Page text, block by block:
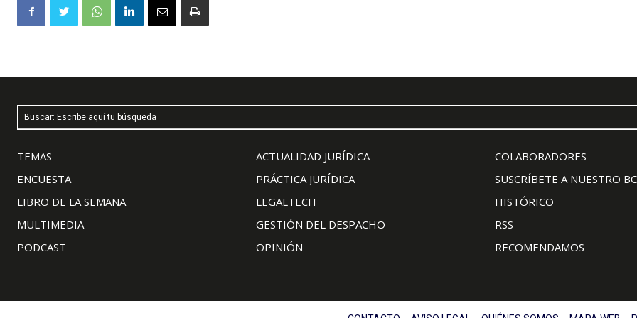
Buscar: Escribe aquí tu búsqueda
TEMAS
ENCUESTA
LIBRO DE LA SEMANA
MULTIMEDIA
PODCAST
ACTUALIDAD JURÍDICA
PRÁCTICA JURÍDICA
LEGALTECH
GESTIÓN DEL DESPACHO
OPINIÓN
COLABORADORES
SUSCRÍBETE A NUESTRO
HISTÓRICO
RSS
RECOMENDAMOS